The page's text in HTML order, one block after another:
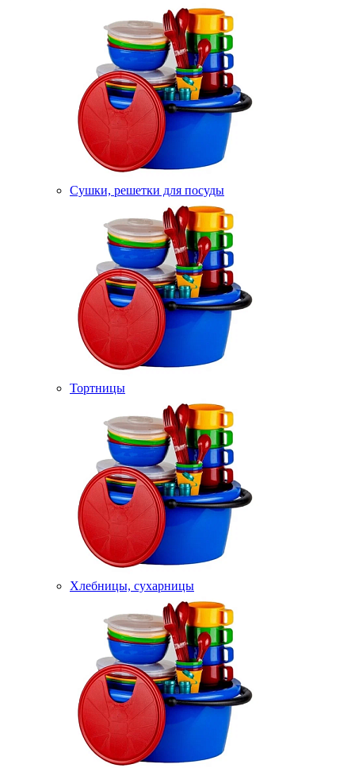
Сушки, решетки для посуды
Тортницы
Хлебницы, сухарницы